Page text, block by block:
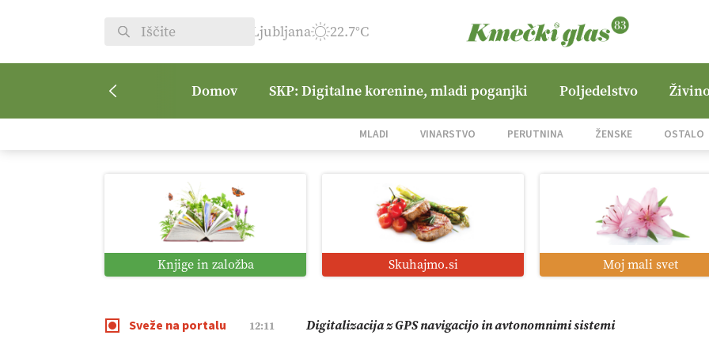
Ljubljana 22.7°C
Domov SKP: Digitalne korenine, mladi poganjki Poljedelstvo
MLADI VINARSTVO PERUTNINA ŽENSKE OSTALO
Knjige in založba Skuhajmo.si Moj mali svet
Sveže na portalu
08:50 Vrt Dvorjane Hills
01:38 Digitalno od satelita do prašičjega korita
12:11 Digitalizacija z GPS navigacijo in avtonomnimi sistemi
09:09 Pomagajmo družini Bregar po uničujočem požaru